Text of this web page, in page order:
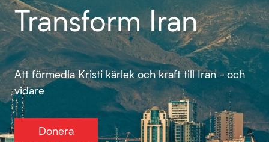
Transform Iran
Att förmedla Kristi kärlek och kraft till Iran - och
vidare
Donera